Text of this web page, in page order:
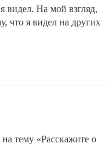
видел. На мой взгляд,
что я видел на других
тему «Расскажите о